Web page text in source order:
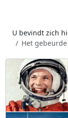
U bevindt zich
Het